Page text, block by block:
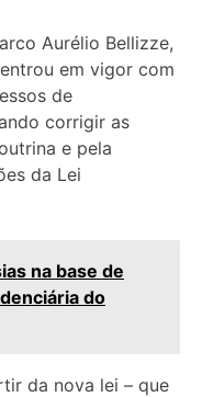
Aurélio Bellizze,
em vigor com
de
corrigir as
e pela
da Lei
na base de
do
da nova lei – que